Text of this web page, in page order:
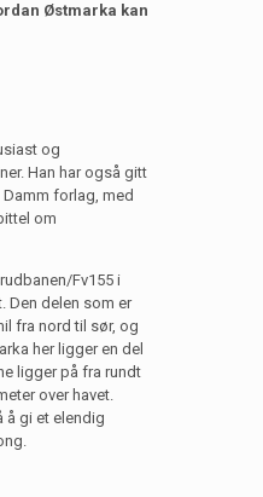
Østmarka kan
og
Han har også gitt
Damm forlag, med
om
Fv155 i
Den delen som er
fra nord til sør, og
her ligger en del
ligger på fra rundt
over havet.
å gi et elendig